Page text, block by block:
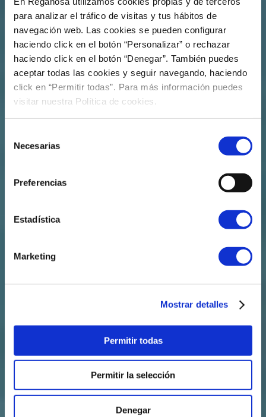
para analizar el tráfico de visitas y tus hábitos de
navegación web. Las cookies se pueden configurar
haciendo click en el botón “Personalizar” o rechazar
haciendo click en el botón “Denegar”. También puedes
aceptar todas las cookies y seguir navegando, haciendo
click en “Permitir todas”. Para más información puedes
visitar nuestra Política de cookies.
Necesarias
Preferencias
Estadística
Marketing
Mostrar detalles
Permitir todas
Permitir la selección
Denegar
Aenerxía que a túa
enerxía